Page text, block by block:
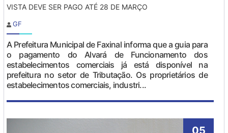
VISTA DEVE SER PAGO ATÉ 28 DE MARÇO
GF
A Prefeitura Municipal de Faxinal informa que a guia para
o pagamento do Alvará de Funcionamento dos
estabelecimentos comerciais já está disponível na
prefeitura no setor de Tributação. Os proprietários de
estabelecimentos comerciais, industri...
05